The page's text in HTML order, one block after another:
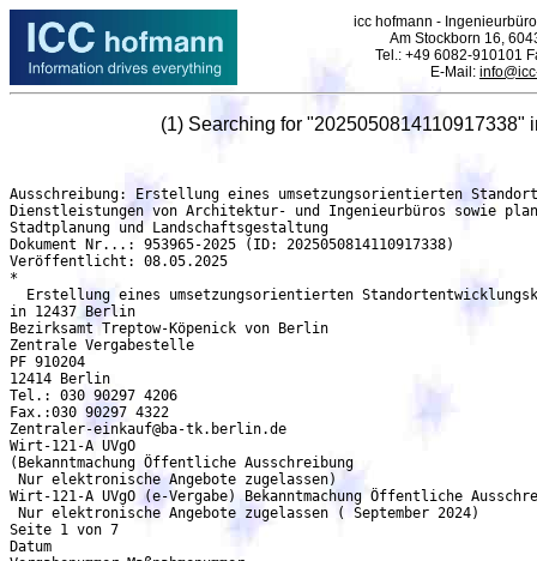
icc hofmann -
Am Stockborn 16,
Tel.: +49 6082-910101
E-Mail:
(1) Searching for
Ausschreibung: Erstellung eines umsetzungsorientierten Standortentwicklungskonzeptes - DEU-Berlin
Dienstleistungen von Architektur- und Ingenieurbüros sowie planungsbezogene Leistungen
Stadtplanung und Landschaftsgestaltung
Dokument Nr...: 953965-2025 (ID: 2025050814110917338)
Veröffentlicht: 08.05.2025
*
  Erstellung eines umsetzungsorientierten Standortentwicklungskonzeptes - Sportpark am Rodelberg - Neue Krugallee 219
in 12437 Berlin
Bezirksamt Treptow-Köpenick von Berlin
Zentrale Vergabestelle
PF 910204
12414 Berlin
Tel.: 030 90297 4206
Fax.:030 90297 4322
Zentraler-einkauf@ba-tk.berlin.de
Wirt-121-A UVgO
(Bekanntmachung Öffentliche Ausschreibung
 Nur elektronische Angebote zugelassen)
Wirt-121-A UVgO (e-Vergabe) Bekanntmachung Öffentliche Ausschreibung
 Nur elektronische Angebote zugelassen ( September 2024)
Seite 1 von 7
Datum
Vergabenummer Maßnahmenummer
Maßnahme
Leistung/CPV
Bekanntmachung Öffentliche Ausschreibung
1. Öffentlicher Auftraggeber
a)
b) Zur Angebotsabgabe auffordernde Stelle
c) Stelle bei der die Angebote einzureichen sind
Wie Buchstabe
Folgende Stelle:
b)
Stadtentwicklungsamt
Bezirksamt Treptow-Köpenick von Berlin
Erstellung eines umsetzungsorientierten Standortentwicklungskonzeptes - Sportpark am Rodelberg - Neue Krugallee 219 diverse
Projekte
Stadtentwicklungsamt FB Stadtplanung
TK 02062025-1100 M 244
29.04.2025
Wirt-121-A UVgO
(Bekanntmachung Öffentliche Ausschreibung
 Nur elektronische Angebote zugelassen)
Wirt-121-A UVgO (e-Vergabe) Bekanntmachung Öffentliche Ausschreibung
 Nur elektronische Angebote zugelassen (September 2024) Seite 2 von 7
d) Zuschlag erteilende Stelle
Wie Buchstabe
Folgende Stelle:
2. Verfahrensart
Öffentliche Ausschreibung gemäß Unterschwellenvergabeordnung (UVgO)
3. Form, in der die Angebote einzureichen sind:
Das Angebot ist in deutscher Sprache abzufassen.
Das Angebot muss vollständig sein und alle geforderten Angaben, Erklärungen enthalten.
Nebenangebote müssen als solche gekennzeichnet sein.
Ein nicht frist- oder formgerecht eingereichtes Angebot wird ausgeschlossen.
Angebote können abgegeben werden:
elektronisch in Textform.
elektronisch mit fortgeschrittener/m Signatur/Siegel.
elektronisch mit qualifizierter/m Signatur/Siegel.
Bei elektronischer Angebotsübermittlung in Textform ist der Bieter und die natürliche Person,
die die Erklärung abgibt, zu benennen; falls vorgegeben, ist das Angebot mit der geforderten
Signatur/ dem geforderten Siegel zu versehen. Das Angebot ist zusammen mit den Anlagen
bis zum Ablauf der Angebotsfrist über die Vergabeplattform der Vergabestelle zu übermitteln.
Modelle, Muster und Proben sind getrennt vom Angebot zu übersenden und müssen als zum
Angebot zugehörig gekennzeichnet werden.
Stelle bei der Modelle, Muster und Proben einzureichen sind:
wie Buchstabe 1.
folgende Stelle:
Werden die Modelle, Muster und Proben nach erfolgloser Beteiligung zurückerbeten, hat der
Bieter dies bei Abgabe des Angebotes mitzuteilen.
a)
Wirt-121-A UVgO
(Bekanntmachung Öffentliche Ausschreibung
 Nur elektronische Angebote zugelassen)
Wirt-121-A UVgO (e-Vergabe) Bekanntmachung Öffentliche Ausschreibung
 Nur elektronische Angebote zugelassen (September 2024) Seite 3 von 7
4. Zusatz für Bietergemeinschaften:
Bei Angeboten von Bietergemeinschaften, die sich im Auftragsfall zu Arbeitsgemeinschaften
zusammenschließen wollen, sind im Angebot die Mitglieder der Gemeinschaft und die
federführende Firma zu benennen.
Mit dem Angebot ist eine von allen Gemeinschaftsmitgliedern unterschriebene Erklärung
abzugeben, dass die federführende Firma als bevollmächtigter Vertreter die im Verzeichnis
aufgeführten Gemeinschaftsmitglieder gegenüber dem Auftraggeber vertritt und insbesondere
berechtigt ist, mit Wirkung für jedes Mitglied ohne Einschränkung Zahlungen anzunehmen,
sowie dass jedes Gemeinschaftsmitglied für die vertragsgemäße Ausführung der Leistung als
Gesamtschuldner haftet (siehe Formular Wirt-238 Erklärung der Bieter-/
Bewerbergemeinschaft).
Die Mitglieder der Bietergemeinschaft sind verpflichtet, die geforderten Erklärungen und
Nachweise jeweils für die zur Verfügung gestellten Leistungen und Kapazitäten im Rahmen
der Eignungsleihe zu erbringen.
5. Zusatz für ausländische Bieter:
Das Angebot sowie jeglicher Schriftverkehr mit dem Auftraggeber sind in deutscher Sprache
abzufassen.
Zugelassen ist auch die folgende Sprache:
Für die Ausführung der Leistung muss der Betrieb des Auftragnehmers, soweit er auf dem
Gebiet der Bundesrepublik Deutschland tätig wird, bei der deutschen für die Arbeiten
zuständigen Berufsgenossenschaft angemeldet sein; sofern dies gesetzlich vorgeschrieben
ist. Ist der Auftragnehmer aufgrund internationaler Vereinbarungen von dieser Verpflichtung
befreit, so hat er dies durch eine Bescheinigung der deutschen Berufsgenossenschaft zu
belegen.
Erklärungen und Nachweise sind grundsätzlich in deutscher Übersetzung vorzulegen.
Bieter mit Sitz außerhalb der Bundesrepublik Deutschland geben im Angebot bei der
Umsatzsteuer einen Betrag in Höhe von 0,-  ein.
Auf die Verpflichtung des Auftraggebers, bei Zuschlagserteilung die Umsatzsteuer des
ausländischen Auftragnehmers erforderlichenfalls von der Gegenleistung einzubehalten und
an das Finanzamt abzuführen, wird hingewiesen.
6. Maßnahmen zum Schutz der Vertraulichkeit sowie Informationen zum Zugriff auf die
Vergabeunterlagen
a) Maßnahmen zum Schutz der Vertraulichkeit:
b) Informationen zum Zugriff auf die Vergabeunterlagen: siehe Punkt 11.
Wirt-121-A UVgO
(Bekanntmachung Öffentliche Ausschreibung
 Nur elektronische Angebote zugelassen)
Wirt-121-A UVgO (e-Vergabe) Bekanntmachung Öffentliche Ausschreibung
 Nur elektronische Angebote zugelassen (September 2024) Seite 4 von 7
7. Art und Umfang der Leistung sowie Ort der Leistungserbringung
a) Art der Leistung:
b) Umfang der Leistung:
c) Ort der Leistung:
d) Ausführungszeit / Lieferung:
Beginn der Ausführung:
Vollendung der Ausführung:
Rahmenvereinbarung
8. Losweise Vergabe
nein
ja, Angebote sind möglich
nur für ein Los
für ein Los oder mehrere Lose
nur für alle Lose (alle Lose müssen angeboten werden)
nur für eine Losgruppe
für eine Losgruppe oder mehrere Losgruppen
für eine Kombination von Losen oder Losgruppen (siehe
Auftragsbekanntmachung bzw. Vergabeunterlagen)
Bei zugelassener Angebotsabgabe für mehr als ein Los:
Beschränkung der Zahl der Lose, für die ein Bieter den Zuschlag